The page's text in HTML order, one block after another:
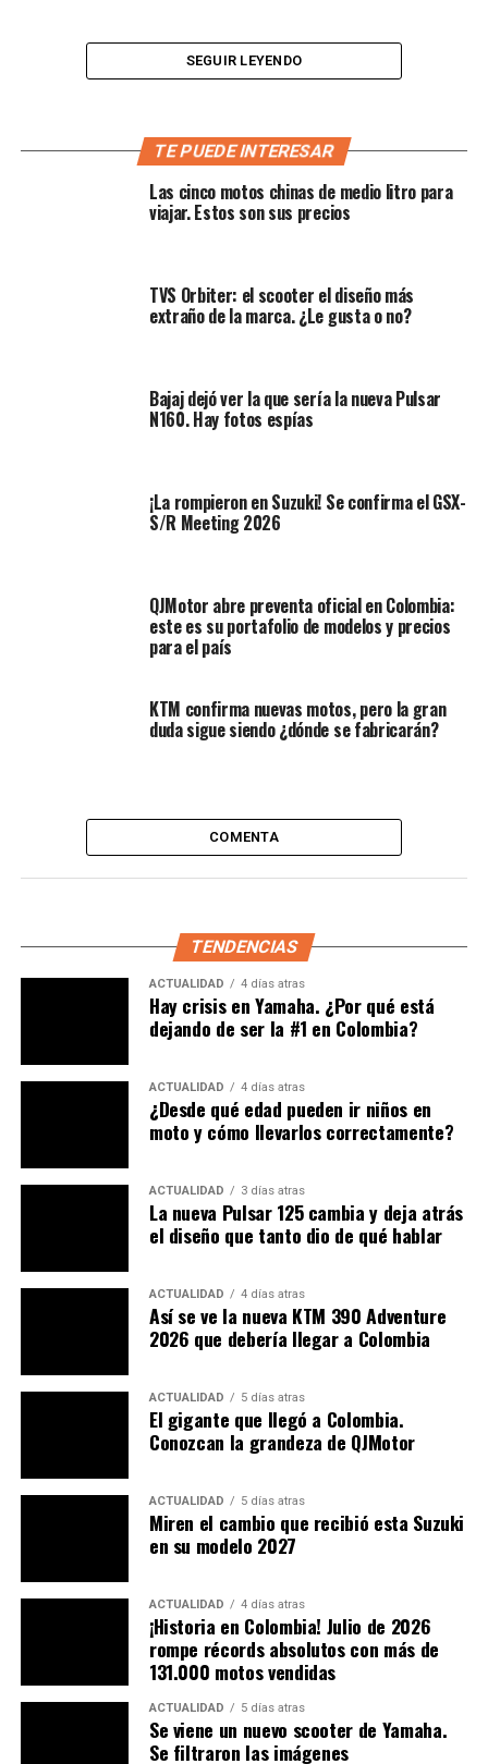
Entre las mejoras más destacadas se encuentran el
agregado de un parabrisas más grande, que proporciona
Estas modificaciones hacen que la V-Strom SX 250 sea
una opción más atractiva para los aventureros que
rutas largas y exigentes.
Además, cuenta con un panel de instrumentos
completamente digital que ofrece conectividad
llamadas perdidas, ubicación del último
estacionamiento, advertencia de velocidad, entre otras.
También se incluye un puerto de carga USB y un
portaequipaje trasero como equipamiento estándar.
No deje de leer:El nuevo y agresivo color
de la Suzuki Gixxer SF 150 2025 | ¿Llegará a
Colombia?
comprometer el diseño original de la V-Strom SX 250
muestra un gran respeto por la estética y la ingeniería
Esta versión modificada amplía las posibilidades de los
motociclistas que buscan una opción económica y
efectiva para el touring, manteniendo el equilibrio entre
SEGUIR LEYENDO
TE PUEDE INTERESAR
Las cinco motos chinas de medio litro para
viajar. Estos son sus precios
TVS Orbiter: el scooter el diseño más
extraño de la marca. ¿Le gusta o no?
Bajaj dejó ver la que sería la nueva Pulsar
N160. Hay fotos espías
¡La rompieron en Suzuki! Se confirma el GSX-
S/R Meeting 2026
QJMotor abre preventa oficial en Colombia:
este es su portafolio de modelos y precios
para el país
KTM confirma nuevas motos, pero la gran
duda sigue siendo ¿dónde se fabricarán?
COMENTA
TENDENCIAS
ACTUALIDAD 4 días atras
Hay crisis en Yamaha. ¿Por qué está
dejando de ser la #1 en Colombia?
ACTUALIDAD 4 días atras
¿Desde qué edad pueden ir niños en
moto y cómo llevarlos correctamente?
ACTUALIDAD 3 días atras
La nueva Pulsar 125 cambia y deja atrás
el diseño que tanto dio de qué hablar
ACTUALIDAD 4 días atras
Así se ve la nueva KTM 390 Adventure
2026 que debería llegar a Colombia
ACTUALIDAD 5 días atras
El gigante que llegó a Colombia.
Conozcan la grandeza de QJMotor
ACTUALIDAD 5 días atras
Miren el cambio que recibió esta Suzuki
en su modelo 2027
ACTUALIDAD 4 días atras
¡Historia en Colombia! Julio de 2026
rompe récords absolutos con más de
131.000 motos vendidas
ACTUALIDAD 5 días atras
Se viene un nuevo scooter de Yamaha.
Se filtraron las imágenes